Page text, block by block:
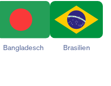
Bangladesch Brasilien